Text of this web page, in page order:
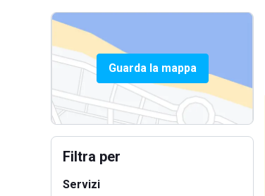
Guarda la mappa
Filtra per
Servizi